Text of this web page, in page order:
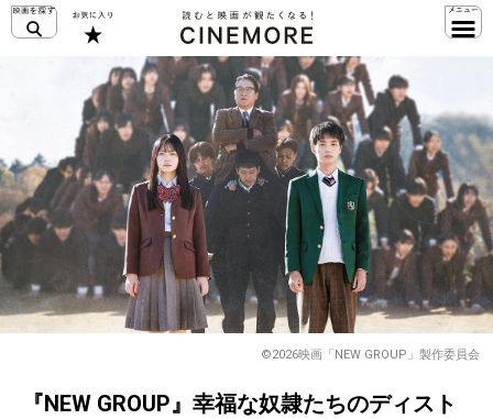
©2026映画「NEW GROUP」製作委員会
『NEW GROUP』幸福な奴隷たちのディスト